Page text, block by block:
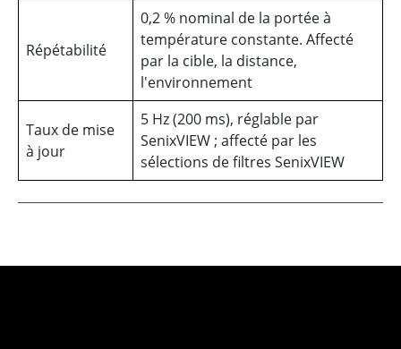
Répétabilité
0,2 % nominal de la portée à
température constante. Affecté
par la cible, la distance,
l'environnement
Taux de mise
à jour
5 Hz (200 ms), réglable par
SenixVIEW ; affecté par les
sélections de filtres SenixVIEW